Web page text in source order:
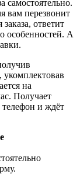
самостоятельно.
вам перезвонит
ответит
особенностей. А
укомплектовав
на
Получает
и ждёт